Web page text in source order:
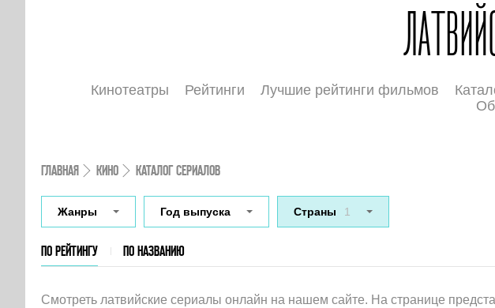
Кинотеатры Рейтинги Лучшие рейтинги фильмов
ГЛАВНАЯ КИНО КАТАЛОГ СЕРИАЛОВ
Жанры Год выпуска Страны 1
ПО РЕЙТИНГУ ПО НАЗВАНИЮ
Смотреть латвийские сериалы онлайн на нашем сайте. На странице